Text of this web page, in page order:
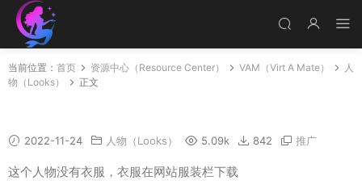
当前位置： 首页 资源中心（Resource Center） VAM（Virt A Mate）
人
物（Looks）
正文
2022-11-24 人物（Looks） 5.09k 842 推广
这个人物没有衣服，衣服在网站服装栏下载